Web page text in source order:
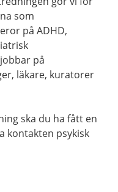
som
på ADHD,
på
läkare, kuratorer
ska du ha fått en
kontakten psykisk